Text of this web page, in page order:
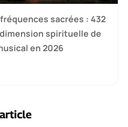
sacrées : 432
spirituelle de
en 2026